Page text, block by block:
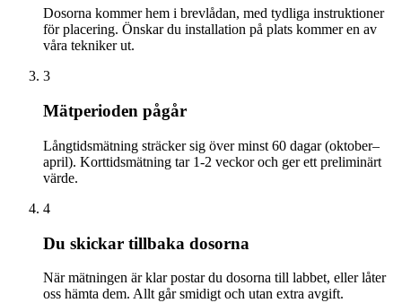
Dosorna kommer hem i brevlådan, med tydliga instruktioner
för placering. Önskar du installation på plats kommer en av
våra tekniker ut.
3
Mätperioden pågår
Långtidsmätning sträcker sig över minst 60 dagar (oktober–
april). Korttidsmätning tar 1-2 veckor och ger ett preliminärt
värde.
4
Du skickar tillbaka dosorna
När mätningen är klar postar du dosorna till labbet, eller låter
oss hämta dem. Allt går smidigt och utan extra avgift.